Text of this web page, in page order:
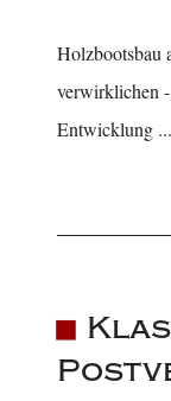
verwirklichen
Entwicklung ...